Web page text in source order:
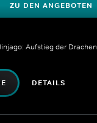
ZU DEN ANGEBOTEN
Aufstieg der Drachen
DETAILS